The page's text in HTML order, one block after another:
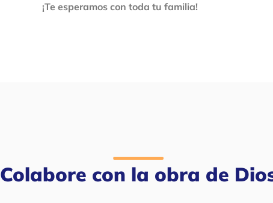
¡Te esperamos con toda tu familia!
Colabore con la obra de